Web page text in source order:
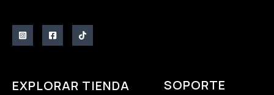
EXPLORAR TIENDA SOPORTE